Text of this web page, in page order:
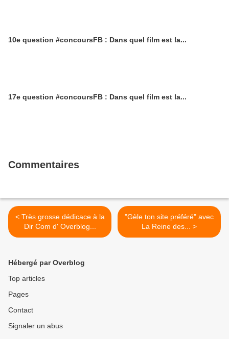
10e question #concoursFB : Dans quel film est la...
17e question #concoursFB : Dans quel film est la...
Commentaires
< Très grosse dédicace à la
Dir Com d' Overblog...
"Gèle ton site préféré" avec
La Reine des... >
Hébergé par Overblog
Top articles
Pages
Contact
Signaler un abus